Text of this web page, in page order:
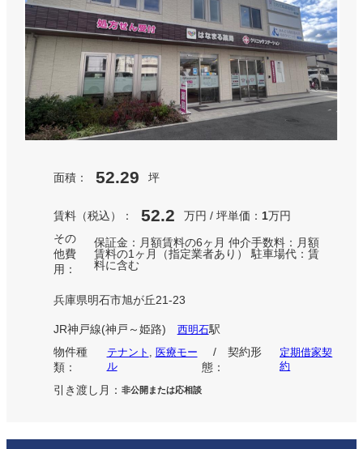
面積： 52.29 坪
賃料（税込）： 52.2 万円 / 坪単価： 1万円
その
他費
用：
保証金：月額賃料の6ヶ月 仲介手数料：月額
賃料の1ヶ月（指定業者あり） 駐車場代：賃
料に含む
兵庫県明石市旭が丘21-23
JR神戸線(神戸～姫路) 西明石駅
物件種
類：
テナント
医療モー
ル
/ 契約形
態：
定期借家契
約
引き渡し月： 非公開または応相談